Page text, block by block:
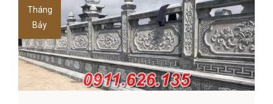
Tháng
Bảy